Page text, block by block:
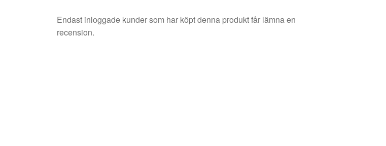
Endast inloggade kunder som har köpt denna produkt får lämna en
recension.